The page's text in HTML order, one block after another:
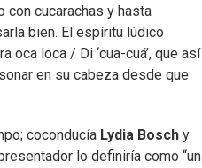
con cucarachas y hasta
bien. El espíritu lúdico
oca loca / Di ‘cua-cuá’, que así
en su cabeza desde que
coconducía Lydia Bosch y
lo definiría como “un